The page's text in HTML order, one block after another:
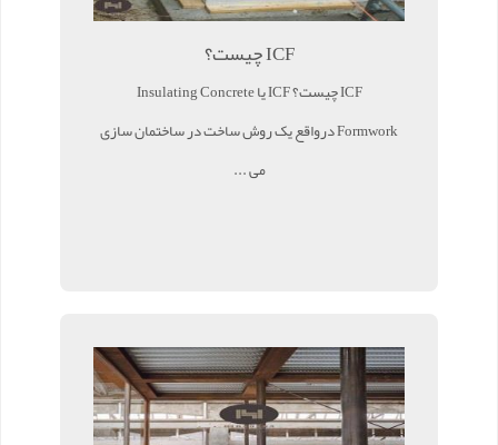
ICF چیست؟
ICF چیست؟ ICF یا Insulating Concrete
Formwork درواقع یک روش ساخت در ساختمان سازی
می ...